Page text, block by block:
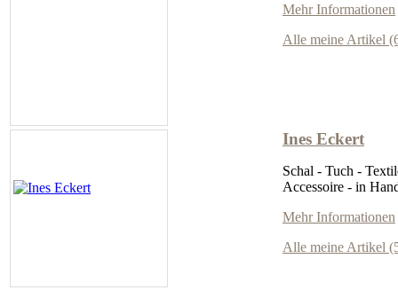
Mehr Informationen
Alle meine Artikel
Ines Eckert
Schal - Tuch -
Accessoire - in
Mehr Informationen
Alle meine Artikel